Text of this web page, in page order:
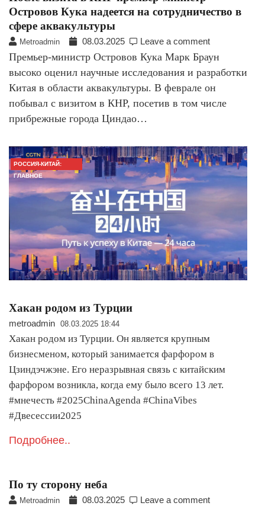
Островов Кука надеется на сотрудничество в
сфере аквакультуры
Metroadmin 08.03.2025 Leave a comment
Премьер-министр Островов Кука Марк Браун
высоко оценил научные исследования и разработки
Китая в области аквакультуры. В феврале он
побывал с визитом в КНР, посетив в том числе
прибрежные города Циндао…
РОССИЯ-КИТАЙ:
ГЛАВНОЕ
Хакан родом из Турции
metroadmin 08.03.2025 18:44
Хакан родом из Турции. Он является крупным
бизнесменом, который занимается фарфором в
Цзиндэчжэне. Его неразрывная связь с китайским
фарфором возникла, когда ему было всего 13 лет.
#мнечесть #2025ChinaAgenda #ChinaVibes
#Двесессии2025
Подробнее..
По ту сторону неба
Metroadmin 08.03.2025 Leave a comment